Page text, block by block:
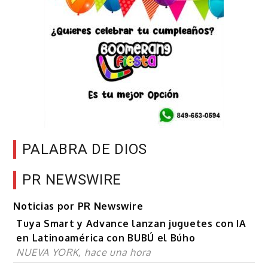
PALABRA DE DIOS
PR NEWSWIRE
Noticias por PR Newswire
Tuya Smart y Advance lanzan juguetes con IA
en Latinoamérica con BUBÚ el Búho
NUEVA YORK, hace una hora